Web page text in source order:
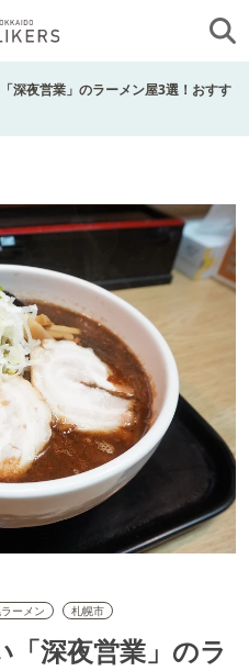
深夜営業」のラーメン屋3選！おすす
ーメン 札幌市
深夜営業」のラ